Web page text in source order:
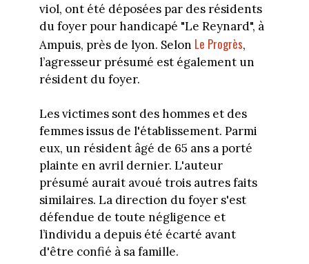
viol, ont été déposées par des résidents
du foyer pour handicapé "Le Reynard", à
Ampuis, près de lyon. Selon Le Progrès,
l’agresseur présumé est également un
résident du foyer.
Les victimes sont des hommes et des
femmes issus de l'établissement. Parmi
eux, un résident âgé de 65 ans a porté
plainte en avril dernier. L'auteur
présumé aurait avoué trois autres faits
similaires. La direction du foyer s'est
défendue de toute négligence et
l’individu a depuis été écarté avant
d'être confié à sa famille.